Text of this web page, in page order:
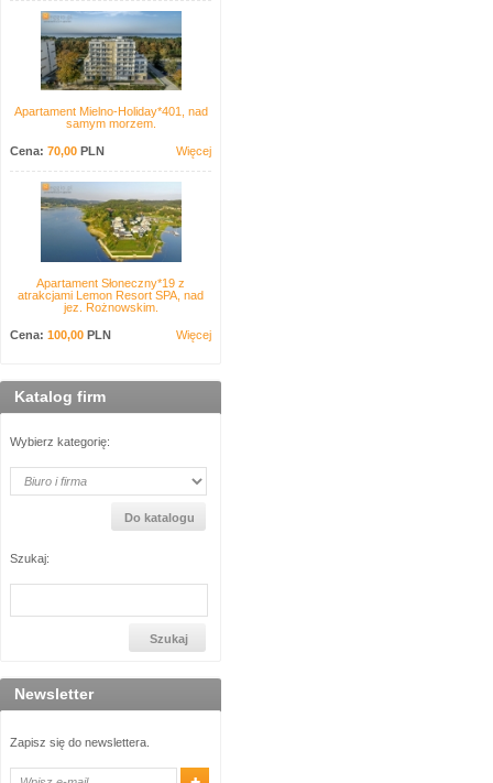
Apartament Mielno-Holiday*401, nad
samym morzem.
Cena: 70,00 PLN Więcej
Apartament Słoneczny*19 z
atrakcjami Lemon Resort SPA, nad
jez. Rożnowskim.
Cena: 100,00 PLN Więcej
Katalog firm
Wybierz kategorię:
Szukaj:
Newsletter
Zapisz się do newslettera.